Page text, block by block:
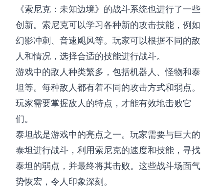
《索尼克：未知边境》的战斗系统也进行了一些
创新。索尼克可以学习各种新的攻击技能，例如
幻影冲刺、音速飓风等。玩家可以根据不同的敌
人和情况，选择合适的技能进行战斗。
游戏中的敌人种类繁多，包括机器人、怪物和泰
坦等。每种敌人都有着不同的攻击方式和弱点。
玩家需要掌握敌人的特点，才能有效地击败它
们。
泰坦战是游戏中的亮点之一。玩家需要与巨大的
泰坦进行战斗，利用索尼克的速度和技能，寻找
泰坦的弱点，并最终将其击败。这些战斗场面气
势恢宏，令人印象深刻。